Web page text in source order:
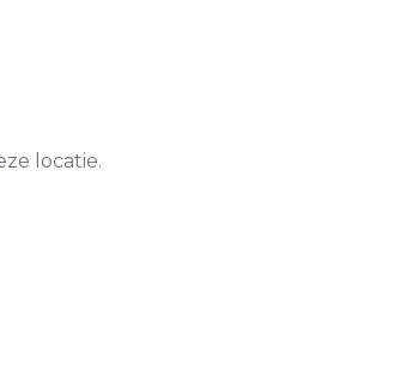
locatie.